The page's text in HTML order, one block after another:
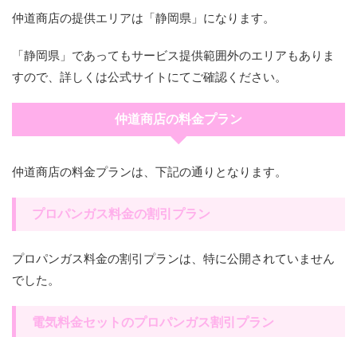
仲道商店の提供エリアは「静岡県」になります。
「静岡県」であってもサービス提供範囲外のエリアもありま
すので、詳しくは公式サイトにてご確認ください。
仲道商店の料金プラン
仲道商店の料金プランは、下記の通りとなります。
プロパンガス料金の割引プラン
プロパンガス料金の割引プランは、特に公開されていません
でした。
電気料金セットのプロパンガス割引プラン